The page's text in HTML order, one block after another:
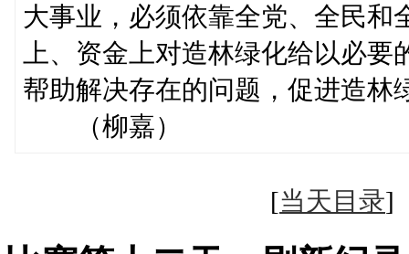
大事业，必须依靠全党、全民和
上、资金上对造林绿化给以必
帮助解决存在的问题，促进造
（柳嘉）
[当天目录